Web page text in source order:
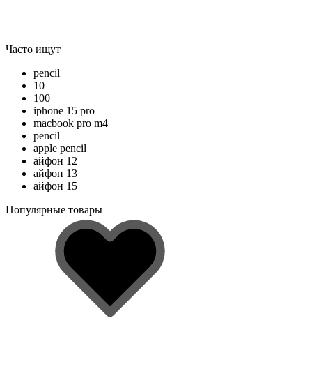
Часто ищут
pencil
10
100
iphone 15 pro
macbook pro m4
pencil
apple pencil
айфон 12
айфон 13
айфон 15
Популярные товары